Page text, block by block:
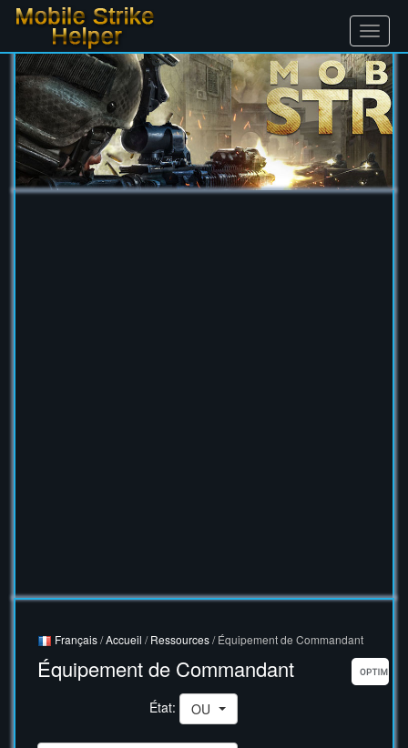
Ouvrir
Français/Accueil /Ressources/ Équipement de Commandant
Équipement de Commandant
État: OU